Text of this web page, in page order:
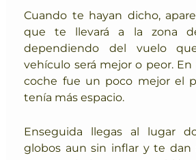
Cuando te hayan dicho,
que te llevará a la zona
dependiendo del vuelo
vehículo será mejor o peor. En
coche fue un poco mejor el
tenía más espacio.
Enseguida llegas al lugar
globos aun sin inflar y te dan